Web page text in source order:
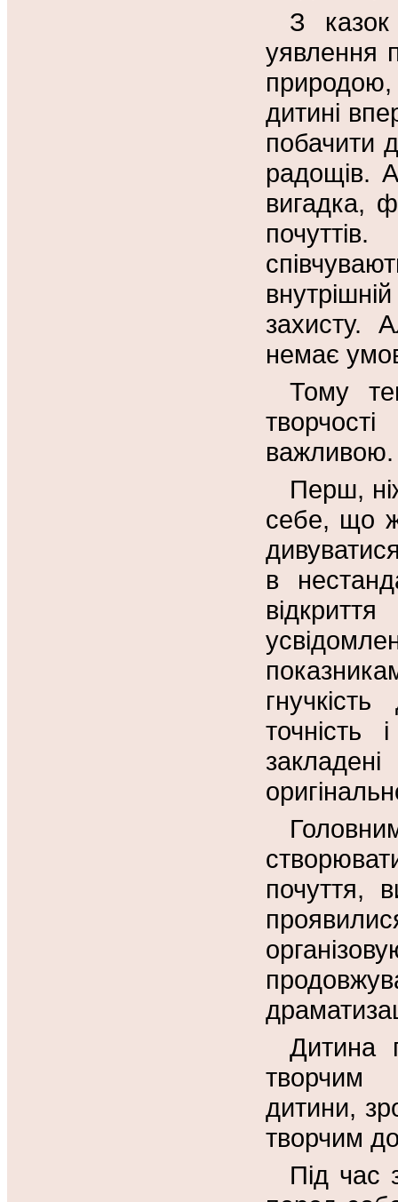
З казок
уявлення
природою,
дитині
побачити
радощів.
вигадка,
захисту.
немає
Тому
важливою.
Перш,
себе, що ж
в
точність
почуття,
Дитина
творчим
дитини,
творчим
Під час